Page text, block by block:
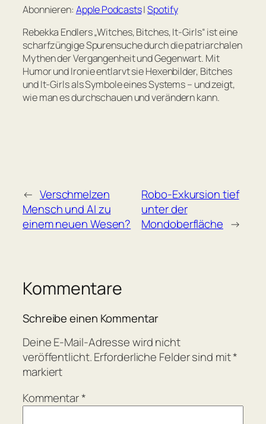
EMBED
Abonnieren: Apple Podcasts|Spotify
Rebekka Endlers „Witches, Bitches, It-Girls“ ist eine
scharfzüngige Spurensuche durch die patriarchalen
Mythen der Vergangenheit und Gegenwart. Mit
Humor und Ironie entlarvt sie Hexenbilder, Bitches
und It-Girls als Symbole eines Systems – und zeigt,
wie man es durchschauen und verändern kann.
← Verschmelzen
Mensch und AI zu
einem neuen Wesen?
Robo-Exkursion tief
unter der
Mondoberfläche →
Kommentare
Schreibe einen Kommentar
Deine E-Mail-Adresse wird nicht
veröffentlicht.Erforderliche Felder sind mit*
markiert
Kommentar*